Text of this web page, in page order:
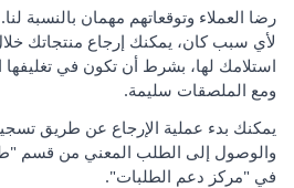
رضا العملاء وتوقعاتهم مهمان بالنسبة
استلامك لها، بشرط أن تكون في
ومع الملصقات سليمة.
يمكنك بدء عملية الإرجاع عن طريق
والوصول إلى الطلب المعني من قسم
في "مركز دعم الطلبات".